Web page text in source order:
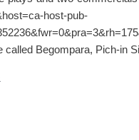
host-pub-
called Begompara, Pich-in